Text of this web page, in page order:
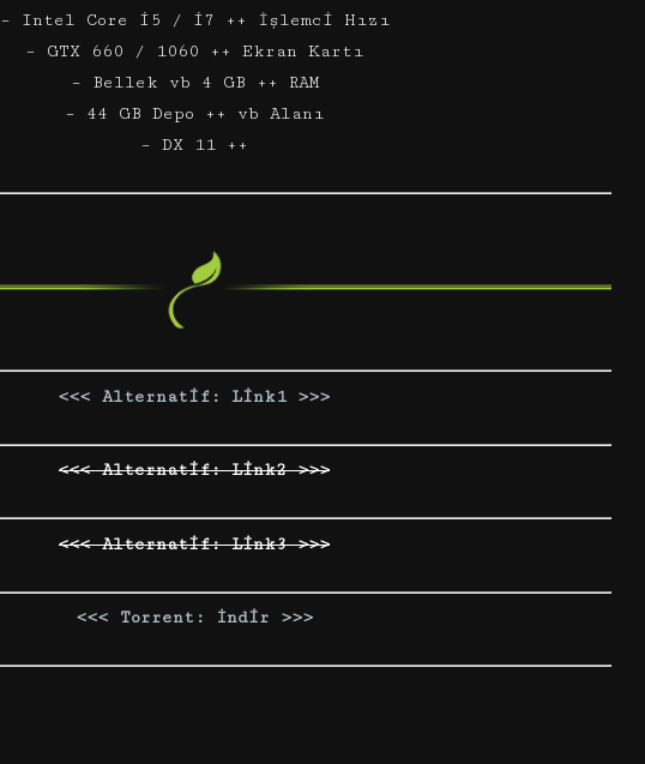
– Intel Core i5 / i7 ++ İşlemci Hızı
– GTX 660 / 1060 ++ Ekran Kartı
– Bellek vb 4 GB ++ RAM
– 44 GB Depo ++ vb Alanı
– DX 11 ++
<<< Alternatif: Link1 >>>
<<< Alternatif: Link2 >>>
<<< Alternatif: Link3 >>>
<<< Torrent: İndir >>>